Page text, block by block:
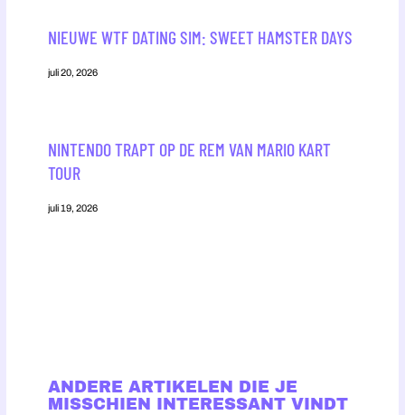
NIEUWE WTF DATING SIM: SWEET HAMSTER DAYS
juli 20, 2026
NINTENDO TRAPT OP DE REM VAN MARIO KART
TOUR
juli 19, 2026
ANDERE ARTIKELEN DIE JE
MISSCHIEN INTERESSANT VINDT